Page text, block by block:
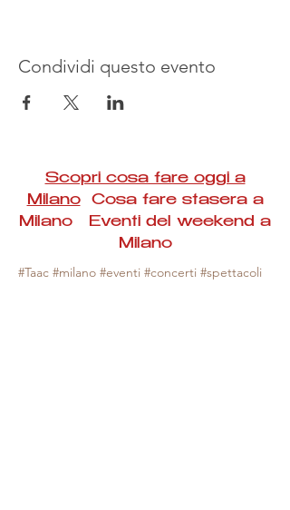
Condividi questo evento
Scopri cosa fare oggi a
MilanoCosa fare stasera a
Milano Eventi del weekend a
Milano
#Taac #milano #eventi #concerti #spettacoli